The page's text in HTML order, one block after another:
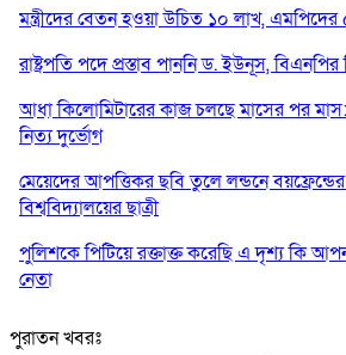
মন্ত্রীদের বেতন হওয়া উচিত ১০ লাখ,
রাষ্ট্রপতি পদে প্রস্তাব পাননি ড. ইউনূস,
আধা কিলোমিটারের কাজ চলছে মাসের পর
নিত্য দুর্ভোগ
মেয়েদের আপত্তিকর ছবি তুলে লন্ডনে
বিশ্ববিদ্যালয়ের ছাত্রী
পুলিশকে পিটিয়ে রক্তাক্ত করেছি এ দৃশ্য কি
নেতা
পাঁচ দেশি মাছে মিলল মাইক্রোপ্লাস্টিক, সবচেয়ে
পুরাতন খবরঃ